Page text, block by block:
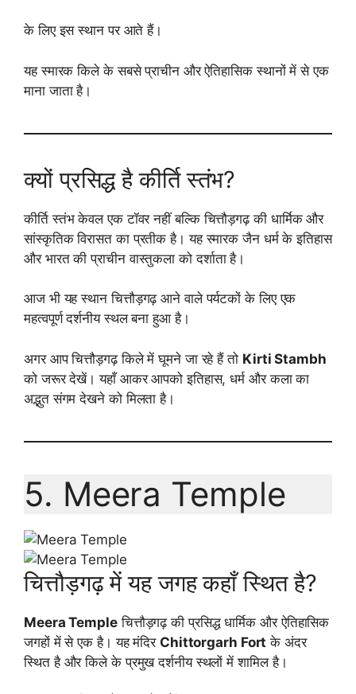
के लिए इस स्थान पर आते हैं।
यह स्मारक किले के सबसे प्राचीन और ऐतिहासिक स्थानों में से एक
माना जाता है।
क्यों प्रसिद्ध है कीर्ति स्तंभ?
कीर्ति स्तंभ केवल एक टॉवर नहीं बल्कि चित्तौड़गढ़ की धार्मिक और
सांस्कृतिक विरासत का प्रतीक है। यह स्मारक जैन धर्म के इतिहास
और भारत की प्राचीन वास्तुकला को दर्शाता है।
आज भी यह स्थान चित्तौड़गढ़ आने वाले पर्यटकों के लिए एक
महत्वपूर्ण दर्शनीय स्थल बना हुआ है।
अगर आप चित्तौड़गढ़ किले में घूमने जा रहे हैं तो Kirti Stambh
को जरूर देखें। यहाँ आकर आपको इतिहास, धर्म और कला का
अद्भुत संगम देखने को मिलता है।
5. Meera Temple
चित्तौड़गढ़ में यह जगह कहाँ स्थित है?
Meera Templeचित्तौड़गढ़ की प्रसिद्ध धार्मिक और ऐतिहासिक
जगहों में से एक है। यह मंदिर Chittorgarh Fort के अंदर
स्थित है और किले के प्रमुख दर्शनीय स्थलों में शामिल है।